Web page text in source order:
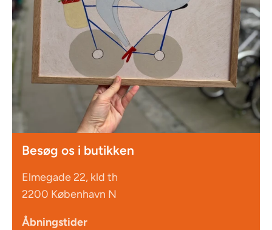
Besøg os i butikken
Elmegade 22, kld th
2200 København N
Åbningstider